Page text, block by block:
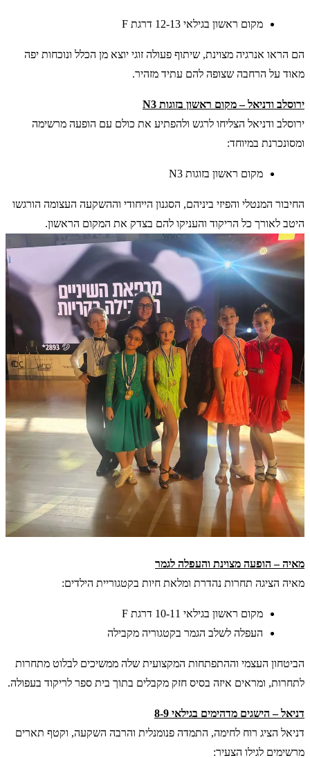
מקום ראשון בגילאי 12-13 דרגת F
הם הראו אנרגיה מצוינת, שיתוף פעולה זוגי יוצא מן הכלל ונוכחות יפה
מאוד על הרחבה שצופה להם עתיד מזהיר.
ירוסלב ודניאל – מקום ראשון בזוגות N3
ירוסלב ודניאל הצליחו לרגש ולהפתיע את כולם עם הופעה מרשימה
ומסונכרנת במיוחד:
מקום ראשון בזוגות N3
החיבור המנטלי והפיזי ביניהם, הסגנון הייחודי וההשקעה העצומה הורגשו
היטב לאורך כל הריקוד והעניקו להם בצדק את המקום הראשון.
מאיה – הופעה מצוינת והעפלה לגמר
מאיה הציגה תחרות נהדרת ומלאת חיות בקטגוריית הילדים:
מקום ראשון בגילאי 10-11 דרגת F
העפלה לשלב הגמר בקטגוריה מקבילה
הביטחון העצמי וההתפתחות המקצועית שלה ממשיכים לבלוט מתחרות
לתחרות, ומראים איזה בסיס חזק מקבלים בתוך בית ספר לריקוד בעפולה.
דניאל – הישגים מדהימים בגילאי 8-9
דניאל הציג רוח לחימה, התמדה פנומנלית והרבה השקעה, וקטף תארים
מרשימים לגילו הצעיר: